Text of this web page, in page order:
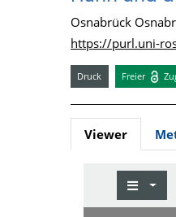
Osnabrück
https://purl.uni-
Druck Freier
Viewer